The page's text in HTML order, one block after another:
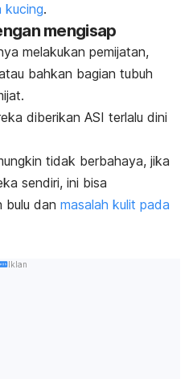
kucing.
mengisap
melakukan pemijatan,
bahkan bagian tubuh
diberikan ASI terlalu dini
tidak berbahaya, jika
sendiri, ini bisa
bulu dan masalah kulit pada
Iklan